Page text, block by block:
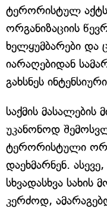
ტერორისტულ
ორგანიზაციის
ხელყუმბარები
იარაღებიდან
გახსნეს
საქმის
უკანონოდ
ტერორისტული
დაეხმარნენ.
სხვადასხვა სახის
კერძოდ,